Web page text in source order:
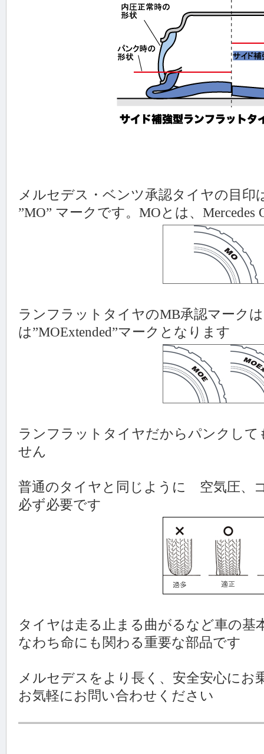
メルセデス・ベンツ承認タイヤの目印
”MO” マークです。MOとは、
ランフラットタイヤのMB承認マークは
は”MOExtended”マークとなります
ランフラットタイヤだからパンクし
せん
普通のタイヤと同じように 空気圧、
必ず必要です
タイヤは走る止まる曲がるなど車の基
なわち命にも関わる重要な部品です
メルセデスをより長く、安全安心に
お気軽にお問い合わせください